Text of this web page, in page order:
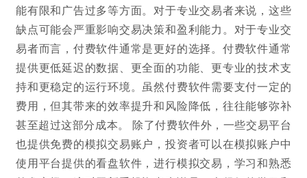
能有限和广告过多等方面。对于专业交易者来说，这些
缺点可能会严重影响交易决策和盈利能力。对于专业交
易者而言，付费软件通常是更好的选择。付费软件通常
提供更低延迟的数据、更全面的功能、更专业的技术支
持和更稳定的运行环境。虽然付费软件需要支付一定的
费用，但其带来的效率提升和风险降低，往往能够弥补
甚至超过这部分成本。 除了付费软件外，一些交易平台
也提供免费的模拟交易账户，投资者可以在模拟账户中
使用平台提供的看盘软件，进行模拟交易，学习和熟悉